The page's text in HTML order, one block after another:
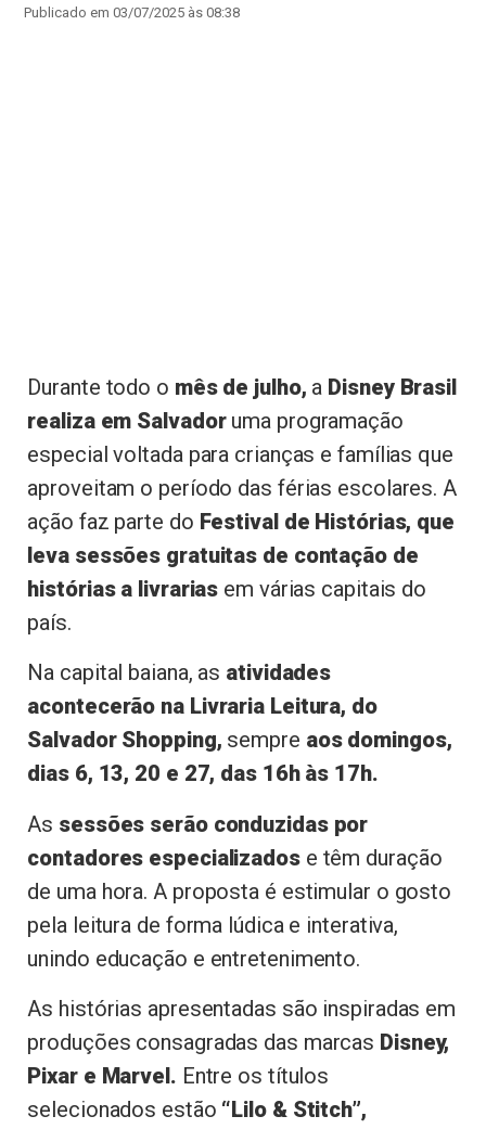
Publicado em 03/07/2025 às 08:38
Durante todo o mês de julho, a Disney Brasil
realiza em Salvadoruma programação
especial voltada para crianças e famílias que
aproveitam o período das férias escolares. A
ação faz parte do Festival de Histórias, que
leva sessões gratuitas de contação de
histórias a livrarias em várias capitais do
país.
Na capital baiana, as atividades
acontecerão na Livraria Leitura, do
Salvador Shopping, sempre aos domingos,
dias 6, 13, 20 e 27, das 16h às 17h.
As sessões serão conduzidas por
contadores especializadose têm duração
de uma hora. A proposta é estimular o gosto
pela leitura de forma lúdica e interativa,
unindo educação e entretenimento.
As histórias apresentadas são inspiradas em
produções consagradas das marcas Disney,
Pixar e Marvel. Entre os títulos
selecionados estão “Lilo & Stitch”,